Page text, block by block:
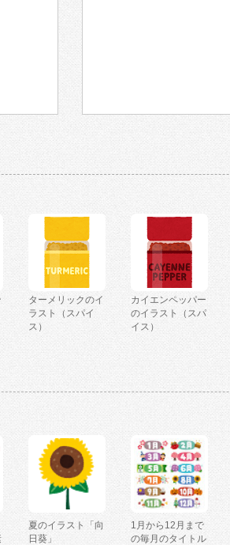
ターメリックのイ
ラスト（スパイ
ス）
カイエンペッパー
のイラスト（スパ
イス）
夏のイラスト「向
日葵」
1月から12月まで
の毎月のタイトル